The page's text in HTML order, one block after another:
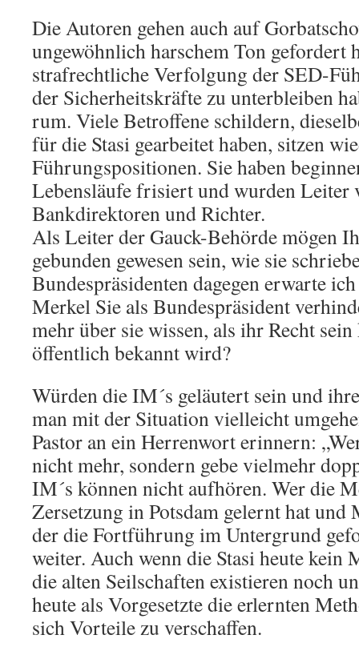
Die Autoren gehen auch auf
ungewöhnlich harschem Ton gefordert
strafrechtliche Verfolgung der SED-
der Sicherheitskräfte zu unterbleiben
rum. Viele Betroffene schildern,
für die Stasi gearbeitet haben, sitzen
Führungspositionen. Sie haben
Lebensläufe frisiert und wurden Leiter
Bankdirektoren und Richter.
Als Leiter der Gauck-Behörde mögen
gebunden gewesen sein, wie sie
Bundespräsidenten dagegen erwarte
Merkel Sie als Bundespräsident
mehr über sie wissen, als ihr Recht sein
öffentlich bekannt wird?
Würden die IM´s geläutert sein und
man mit der Situation vielleicht
Pastor an ein Herrenwort erinnern:
nicht mehr, sondern gebe vielmehr
IM´s können nicht aufhören. Wer die
Zersetzung in Potsdam gelernt hat
der die Fortführung im Untergrund
weiter. Auch wenn die Stasi heute kein
die alten Seilschaften existieren noch
heute als Vorgesetzte die erlernten
sich Vorteile zu verschaffen.